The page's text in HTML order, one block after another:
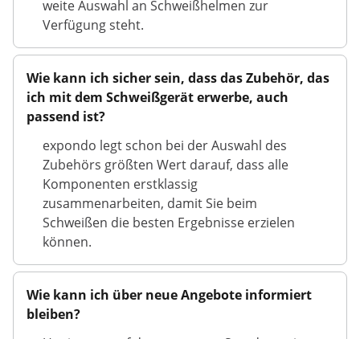
weite Auswahl an Schweißhelmen zur
Verfügung steht.
Wie kann ich sicher sein, dass das Zubehör, das
ich mit dem Schweißgerät erwerbe, auch
passend ist?
expondo legt schon bei der Auswahl des
Zubehörs größten Wert darauf, dass alle
Komponenten erstklassig
zusammenarbeiten, damit Sie beim
Schweißen die besten Ergebnisse erzielen
können.
Wie kann ich über neue Angebote informiert
bleiben?